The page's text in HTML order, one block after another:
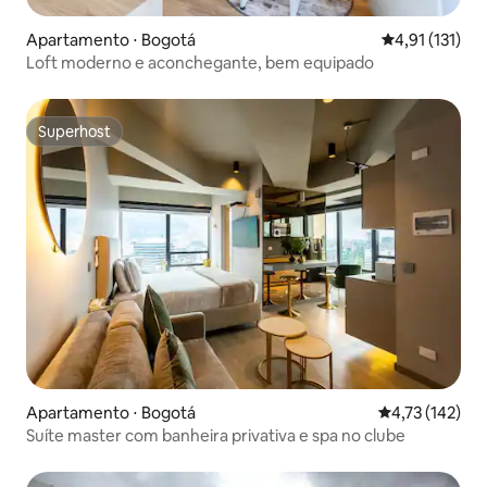
Apartamento ⋅ Bogotá 4,91 de uma
4,91 (131)
Loft moderno e aconchegante, bem equipado
Superhost
Superhost
Apartamento ⋅ Bogotá 4,73 de uma
4,73 (142)
Suíte master com banheira privativa e spa no clube